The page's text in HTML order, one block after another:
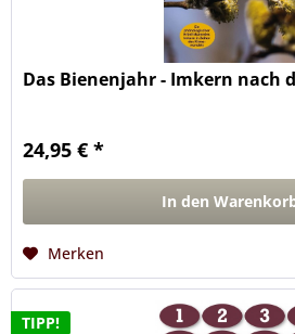
Das Bienenjahr - Imkern nach
24,95 € *
In den
Merken
TIPP!